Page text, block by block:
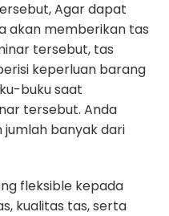
Agar dapat
akan memberikan tas
tersebut, tas
keperluan barang
buku saat
tersebut. Anda
banyak dari
fleksible kepada
kualitas tas, serta